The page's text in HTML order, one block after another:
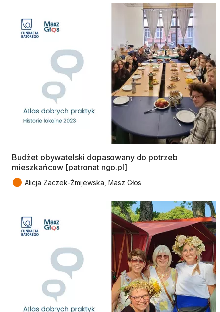
Budżet obywatelski dopasowany do potrzeb
mieszkańców [patronat ngo.pl]
● Alicja Zaczek-Żmijewska, Masz Głos